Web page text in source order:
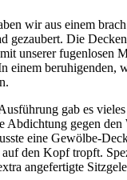
wir aus einem
gezaubert. Die
unserer fugenlosen
einem beruhigenden,
gab es
Abdichtung gegen den
eine Gewölbe-
auf den Kopf tropft.
angefertigte